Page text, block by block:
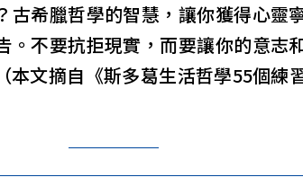
古希臘哲學的智慧，讓你獲得心靈
。不要抗拒現實，而要讓你的意志
本文摘自《斯多葛生活哲學55個練